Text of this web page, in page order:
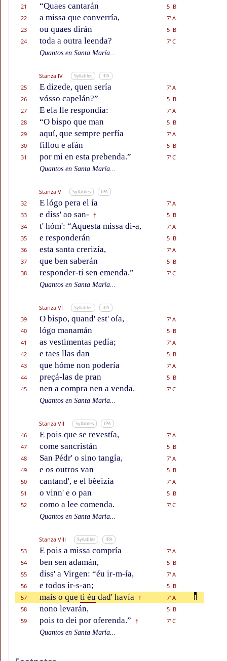
21
“Quaes cantarán
5 B
22
a missa que converría,
7' A
23
ou quaes dirán
5 B
24
toda a outra leenda?
7' C
Quantos en Santa María...
Stanza IV Syllables IPA
25 E dizede, quen sería
7' A
26
vósso capelán?”
5 B
27
E ela lle respondía:
7' A
28
“O bispo que man
5 B
29
aquí, que sempre perfía
7' A
30
fillou e afán
5 B
31
por mi en esta prebenda.”
7' C
Quantos en Santa María...
Stanza V Syllables IPA
32 E lógo pera el ía
7' A
33
e diss' ao san- †
5 B
34
t' hóm': “Aquesta missa di-a,
7' A
35
e responderán
5 B
36
esta santa crerizía,
7' A
37
que ben saberán
5 B
38
responder-ti sen emenda.”
7' C
Quantos en Santa María...
Stanza VI Syllables IPA
39 O bispo, quand' est' oía,
7' A
40
lógo manamán
5 B
41
as vestimentas pedía;
7' A
42
e taes llas dan
5 B
43
que hóme non podería
7' A
44
preçá-las de pran
5 B
45
nen a compra nen a venda.
7' C
Quantos en Santa María...
Stanza VII Syllables IPA
46 E pois que se revestía,
7' A
47
come sancristán
5 B
48
San Pédr' o sino tangía,
7' A
49
e os outros van
5 B
50
cantand', e el bẽeizía
7' A
51
o vinn' e o pan
5 B
52
como a lee comenda.
7' C
Quantos en Santa María...
Stanza VIII Syllables IPA
53 E pois a missa compría
7' A
54
ben sen adamán,
5 B
55
diss' a Virgen: “éu ir-m-ía,
7' A
56
e todos ir-s-an;
5 B
57
mais o que ti éu dad' havía †
7' A
58
nono levarán,
5 B
59
pois to dei por oferenda.” †
7' C
Quantos en Santa María...